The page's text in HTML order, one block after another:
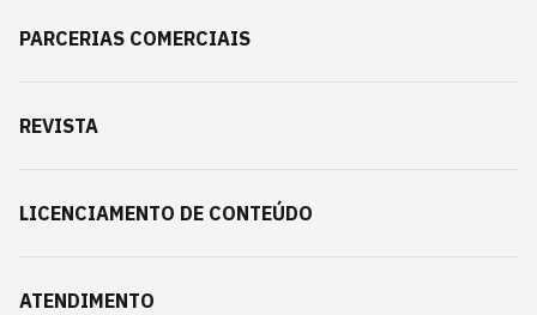
PARCERIAS COMERCIAIS
REVISTA
LICENCIAMENTO DE CONTEÚDO
ATENDIMENTO